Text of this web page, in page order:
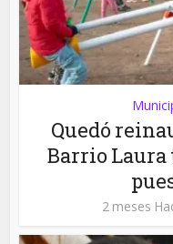
Quedó
Barrio
2 meses